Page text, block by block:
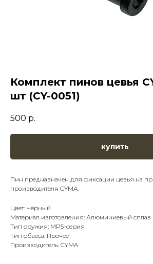
Комплект пинов цевья
шт (CY-0051)
500 р.
купить
Пин предназначен для фиксации цевья на
производителя CYMA.
Цвет: Чёрный
Материал изготовления: Алюминиевый сплав
Тип оружия: MP5-серия
Тип обвеса: Прочее
Производитель: CYMA